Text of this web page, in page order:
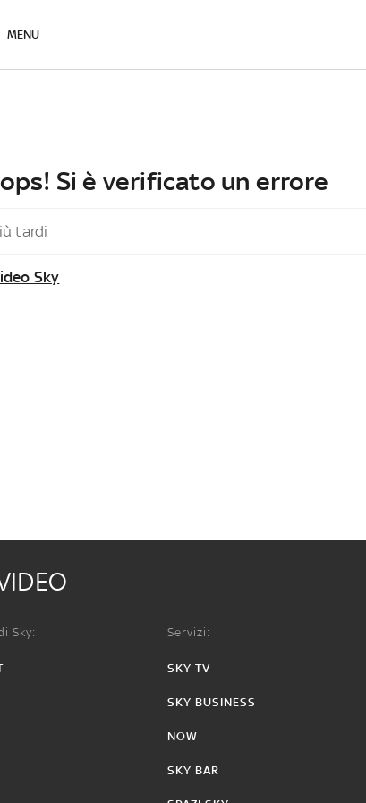
MENU
Si è verificato un errore
tardi
Sky
Sky: Servizi:
SKY TV
SKY BUSINESS
NOW
SKY BAR